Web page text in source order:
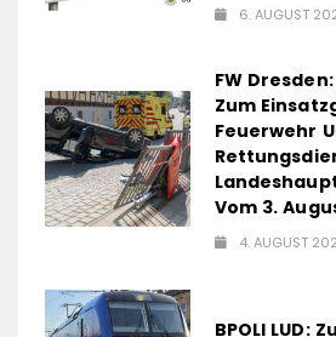
6. AUGUST
FW
Zum
Feuerwehr
Vom 3.
4. AUGUST
BPOLI LUD: